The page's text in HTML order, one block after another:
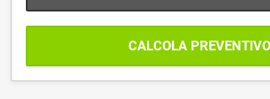
CALCOLA PREVENTIVO